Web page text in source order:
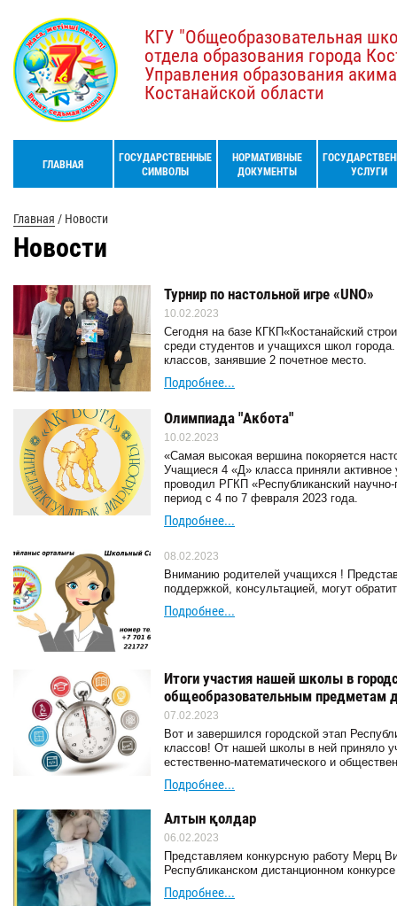
КГУ "Общеобразовательная
отдела образования города
Управления образования
Костанайской области
ГЛАВНАЯ
ГОСУДАРСТВЕННЫЕ
СИМВОЛЫ
НОРМАТИВНЫЕ
ДОКУМЕНТЫ
УСЛУГИ
Главная / Новости
Новости
Турнир по настольной игре «UNO»
10.02.2023
Сегодня на базе КГКП«Костанайский
среди студентов и учащихся школ
классов, занявшие 2 почетное место.
Подробнее...
Олимпиада "Акбота"
10.02.2023
«Самая высокая вершина покоряется
Учащиеся 4 «Д» класса приняли
проводил РГКП «Республиканский
период с 4 по 7 февраля 2023 года.
Подробнее...
08.02.2023
Вниманию родителей учащихся !
поддержкой, консультацией, могут
Подробнее...
Итоги участия нашей школы в
общеобразовательным предметам
07.02.2023
Вот и завершился городской этап
классов! От нашей школы в ней приняло
естественно-математического и
Подробнее...
Алтын қолдар
06.02.2023
Представляем конкурсную работу Мерц
Республиканском дистанционном
Подробнее...